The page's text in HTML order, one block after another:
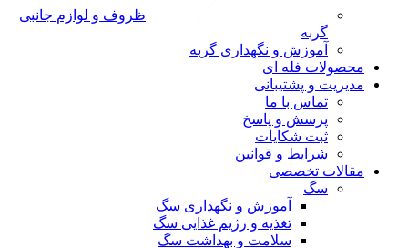
ظروف و لوازم جانبی
گربه
آموزش و نگهداری گربه
محصولات فله ای
مدیریت و پشتیبانی
تماس با ما
پرسش و پاسخ
ثبت شکایات
شرایط و قوانین
مقالات تخصصی
سگ
آموزش و نگهداری سگ
تغذیه و رژیم غذایی سگ
سلامت و بهداشت سگ